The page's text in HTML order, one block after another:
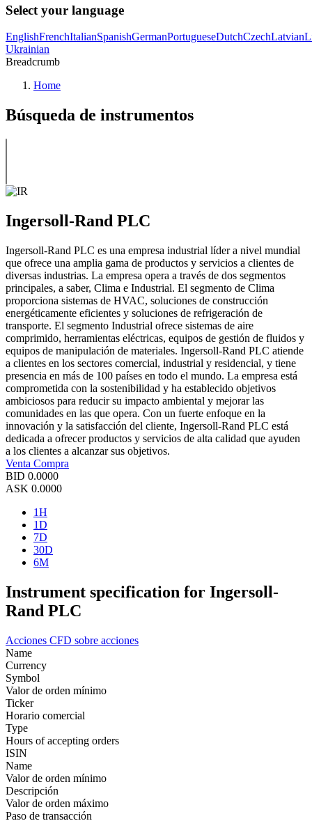
Select your language
EnglishFrenchItalianSpanishGermanPortugueseDutchCzechLatvian
Ukrainian
Breadcrumb
Home
Búsqueda de instrumentos
Ingersoll-Rand PLC
Ingersoll-Rand PLC es una empresa industrial líder a nivel mundial
que ofrece una amplia gama de productos y servicios a clientes de
diversas industrias. La empresa opera a través de dos segmentos
principales, a saber, Clima e Industrial. El segmento de Clima
proporciona sistemas de HVAC, soluciones de construcción
energéticamente eficientes y soluciones de refrigeración de
transporte. El segmento Industrial ofrece sistemas de aire
comprimido, herramientas eléctricas, equipos de gestión de fluidos y
equipos de manipulación de materiales. Ingersoll-Rand PLC atiende
a clientes en los sectores comercial, industrial y residencial, y tiene
presencia en más de 100 países en todo el mundo. La empresa está
comprometida con la sostenibilidad y ha establecido objetivos
ambiciosos para reducir su impacto ambiental y mejorar las
comunidades en las que opera. Con un fuerte enfoque en la
innovación y la satisfacción del cliente, Ingersoll-Rand PLC está
dedicada a ofrecer productos y servicios de alta calidad que ayuden
a los clientes a alcanzar sus objetivos.
Venta Compra
BID 0.0000
ASK 0.0000
1H
1D
7D
30D
6M
Instrument specification for Ingersoll-
Rand PLC
Acciones CFD sobre acciones
Name
Currency
Symbol
Valor de orden mínimo
Ticker
Horario comercial
Type
Hours of accepting orders
ISIN
Name
Valor de orden mínimo
Descripción
Valor de orden máximo
Paso de transacción